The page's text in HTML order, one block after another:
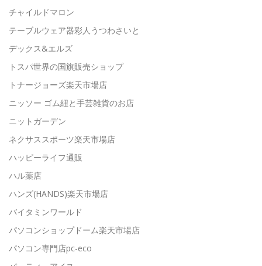
チャイルドマロン
テーブルウェア器彩人うつわさいと
デックス&エルズ
トスパ世界の国旗販売ショップ
トナージョーズ楽天市場店
ニッソー ゴム紐と手芸雑貨のお店
ニットガーデン
ネクサススポーツ楽天市場店
ハッピーライフ通販
ハル薬店
ハンズ(HANDS)楽天市場店
バイタミンワールド
パソコンショップドーム楽天市場店
パソコン専門店pc-eco